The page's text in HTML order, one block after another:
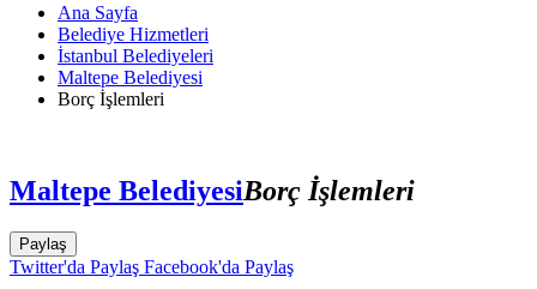
Ana Sayfa
Belediye Hizmetleri
İstanbul Belediyeleri
Maltepe Belediyesi
Borç İşlemleri
Maltepe BelediyesiBorç İşlemleri
Paylaş
Twitter'da Paylaş Facebook'da Paylaş